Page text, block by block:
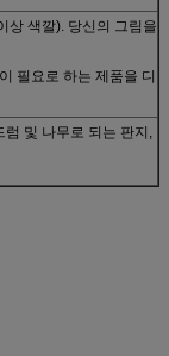
상 색깔). 당신의 그림을
필요로 하는 제품을 디
럼 및 나무로 되는 판지,